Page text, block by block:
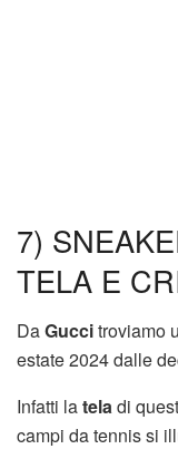
7)
TELA E
DaGuccitroviamo
estate 2024 dalle
Infatti lateladi
campi da tennis si